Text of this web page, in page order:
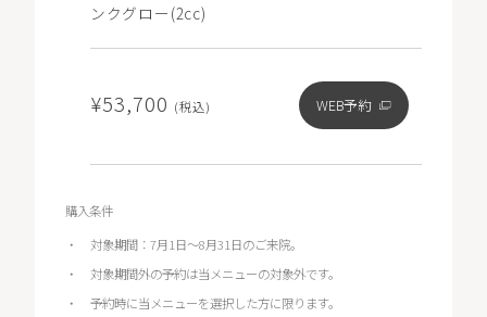
ンクグロー(2cc)
¥53,700 (税込) WEB予約
購入条件
対象期間：7月1日～8月31日のご来院。
対象期間外の予約は当メニューの対象外です。
予約時に当メニューを選択した方に限ります。